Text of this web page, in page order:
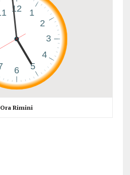
Ora Rimini